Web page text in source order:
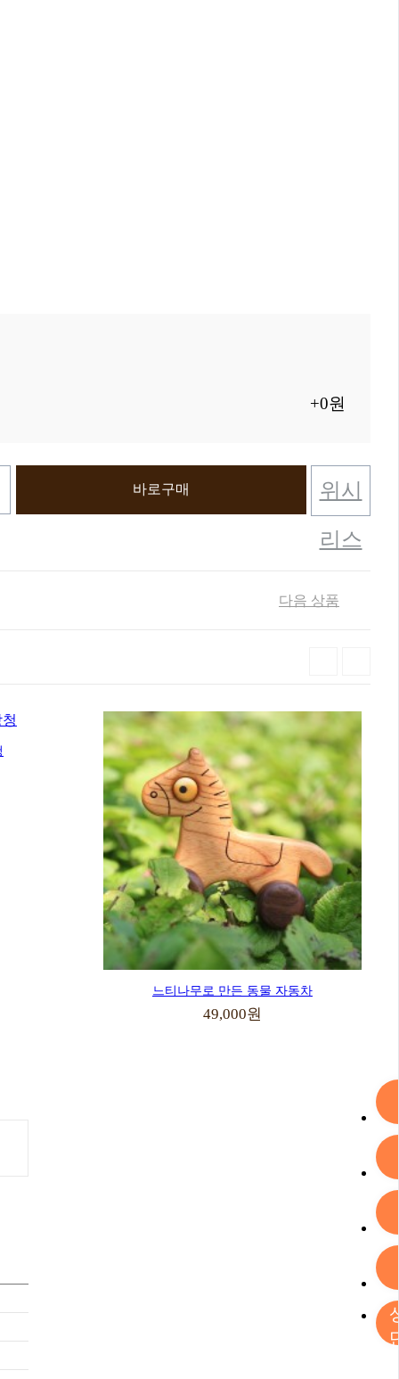
+0원
바로구매 위시
리스
다음 상품
느티나무로 만든 동물 자동차
49,000원